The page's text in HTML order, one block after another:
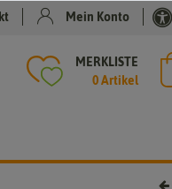
Mein Konto
MERKLISTE
0 Artikel